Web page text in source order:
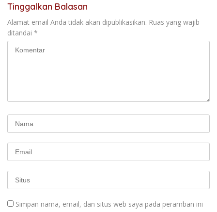
Tinggalkan Balasan
Alamat email Anda tidak akan dipublikasikan. Ruas yang wajib
ditandai *
Simpan nama, email, dan situs web saya pada peramban ini